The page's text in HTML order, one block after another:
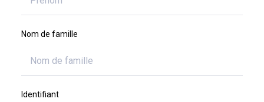
Nom de famille
Identifiant